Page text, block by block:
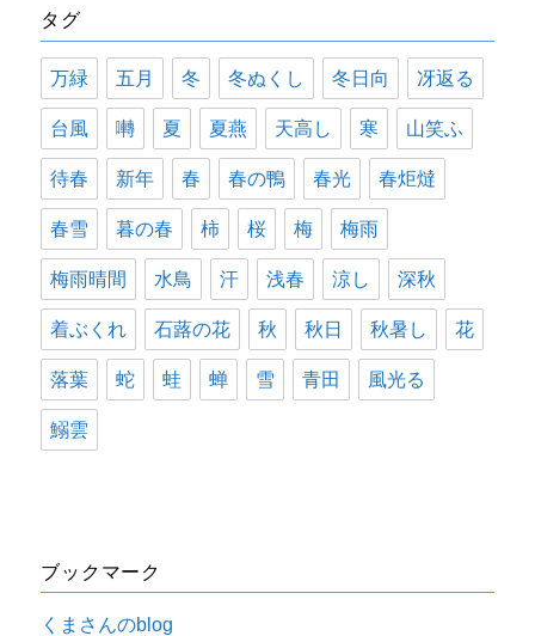
ー
タグ
万緑 五月 冬 冬ぬくし 冬日向 冴返る
台風 囀 夏 夏燕 天高し 寒 山笑ふ
待春 新年 春 春の鴨 春光 春炬燵
春雪 暮の春 柿 桜 梅 梅雨
梅雨晴間 水鳥 汗 浅春 涼し 深秋
着ぶくれ 石蕗の花 秋 秋日 秋暑し 花
落葉 蛇 蛙 蝉 雪 青田 風光る
鰯雲
ブックマーク
くまさんのblog